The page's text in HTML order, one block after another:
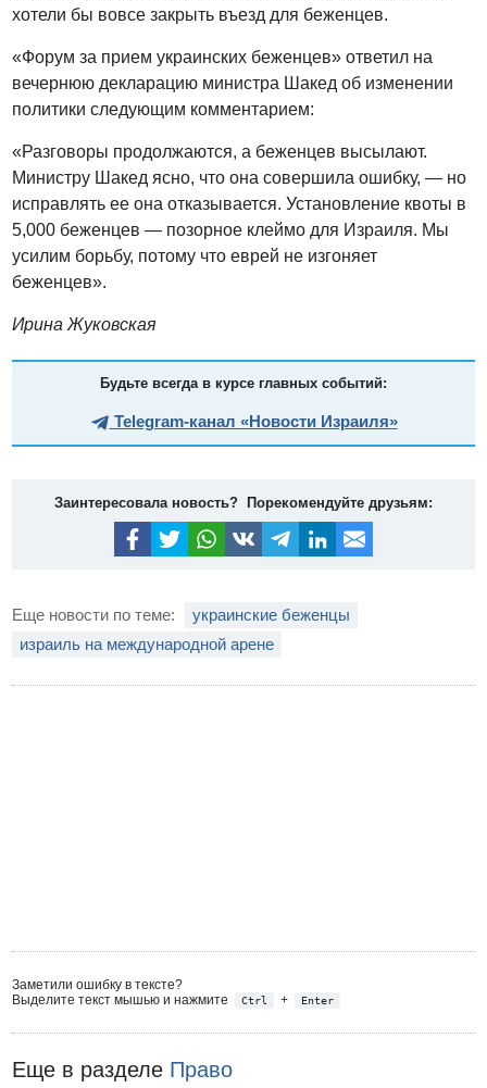
хотели бы вовсе закрыть въезд для беженцев.
«Форум за прием украинских беженцев» ответил на
вечернюю декларацию министра Шакед об изменении
политики следующим комментарием:
«Разговоры продолжаются, а беженцев высылают.
Министру Шакед ясно, что она совершила ошибку, — но
исправлять ее она отказывается. Установление квоты в
5,000 беженцев — позорное клеймо для Израиля. Мы
усилим борьбу, потому что еврей не изгоняет
беженцев».
Ирина Жуковская
Будьте всегда в курсе главных событий:
Telegram-канал «Новости Израиля»
Заинтересовала новость? Порекомендуйте друзьям:
Еще новости по теме:
украинские беженцы
израиль на международной арене
Заметили ошибку в тексте?
Выделите текст мышью и нажмите
Ctrl + Enter
Еще в разделе Право